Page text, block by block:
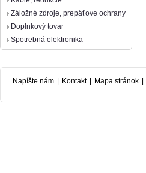
Záložné zdroje, prepäťove ochrany
Doplnkový tovar
Spotrebná elektronika
Napíšte nám Kontakt Mapa stránok